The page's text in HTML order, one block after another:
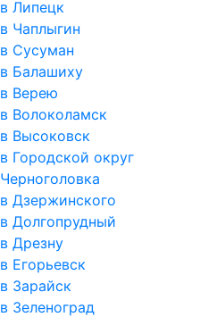
в Липецк
в Чаплыгин
в Сусуман
в Балашиху
в Верею
в Волоколамск
в Высоковск
в Городской округ
Черноголовка
в Дзержинского
в Долгопрудный
в Дрезну
в Егорьевск
в Зарайск
в Зеленоград